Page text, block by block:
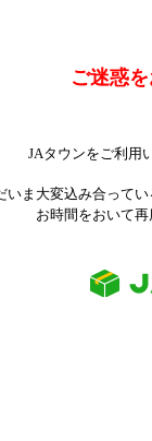
ご迷惑
JAタウンをご利用
いま大変込み合って
お時間をおいて